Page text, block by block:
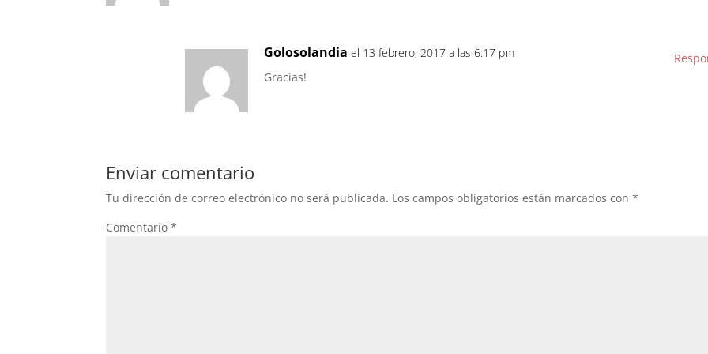
Golosolandia el 13 febrero, 2017 a las 6:17 pm
Gracias!
Enviar comentario
Tu dirección de correo electrónico no será publicada. Los campos obligatorios están marcados con*
Comentario*